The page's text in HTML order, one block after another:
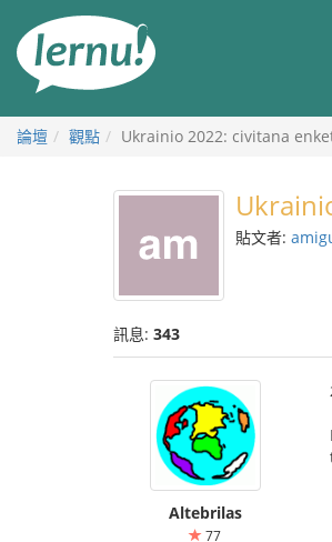
論壇 觀點 Ukrainio 2022: civitana
貼文者:
訊息: 343
Altebrilas
77